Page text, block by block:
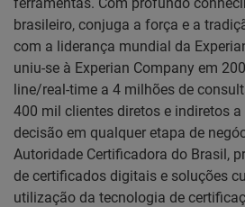
brasileiro, conjuga a força e a
com a liderança mundial da
uniu-se à Experian Company em
line/real-time a 4 milhões de
400 mil clientes diretos e indiretos
decisão em qualquer etapa de
Autoridade Certificadora do Brasil,
de certificados digitais e soluções
utilização da tecnologia de